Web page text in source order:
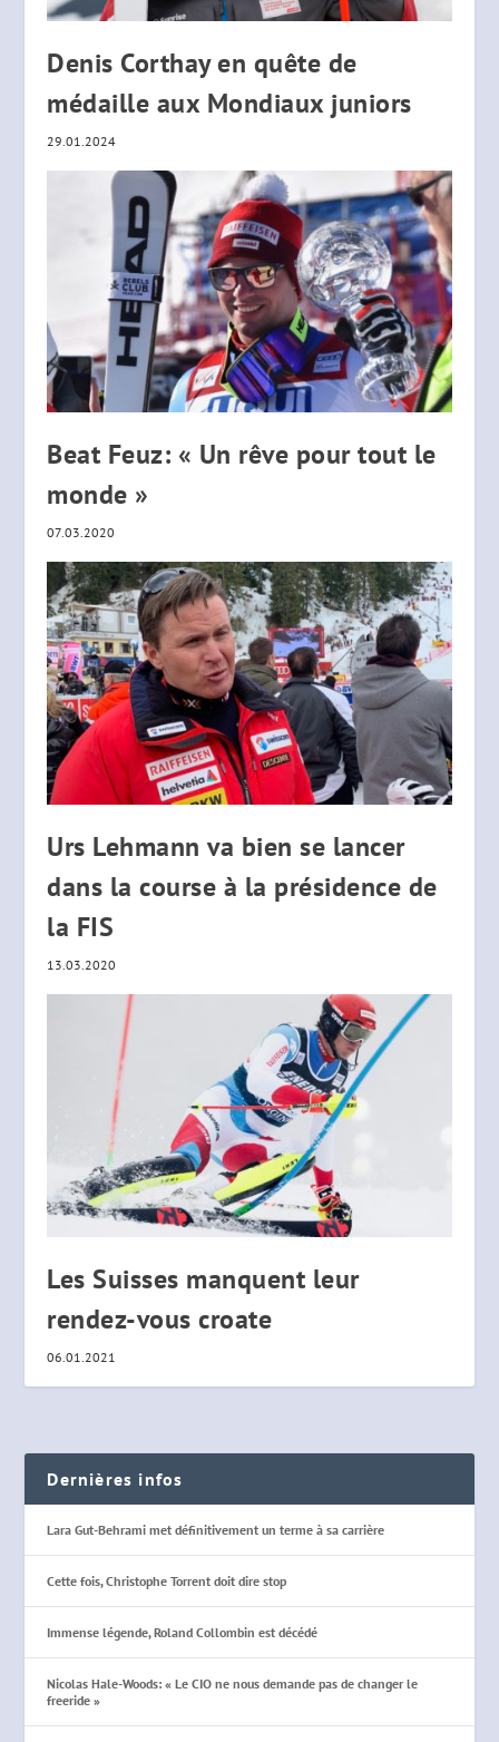
Denis Corthay en quête de
médaille aux Mondiaux juniors
29.01.2024
Beat Feuz: « Un rêve pour tout le
monde »
07.03.2020
Urs Lehmann va bien se lancer
dans la course à la présidence de
la FIS
13.03.2020
Les Suisses manquent leur
rendez-vous croate
06.01.2021
Dernières infos
Lara Gut-Behrami met définitivement un terme à sa carrière
Cette fois, Christophe Torrent doit dire stop
Immense légende, Roland Collombin est décédé
Nicolas Hale-Woods: « Le CIO ne nous demande pas de changer le
freeride »